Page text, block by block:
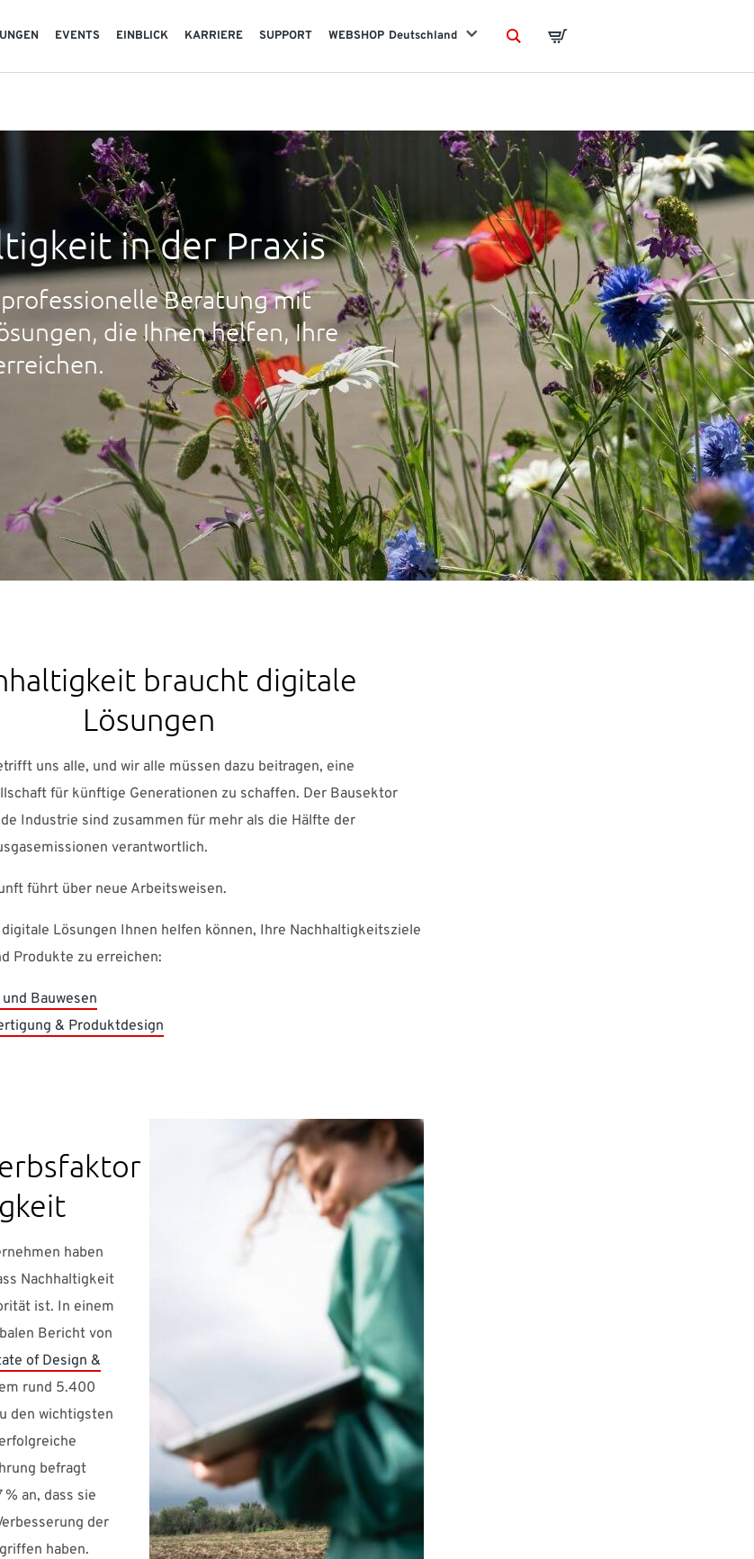
EVENTS EINBLICK KARRIERE SUPPORT WEBSHOP Deutschland
SearchBasket
in der Praxis
Beratung mit
die Ihnen helfen, Ihre
braucht digitale
Lösungen
uns alle, und wir alle müssen dazu beitragen, eine
für künftige Generationen zu schaffen. Der Bausektor
Industrie sind zusammen für mehr als die Hälfte der
verantwortlich.
führt über neue Arbeitsweisen.
Lösungen Ihnen helfen können, Ihre Nachhaltigkeitsziele
Produkte zu erreichen:
Bauwesen
& Produktdesign
haben
Nachhaltigkeit
ist. In einem
Bericht von
of Design &
rund 5.400
den wichtigsten
befragt
an, dass sie
der
haben.